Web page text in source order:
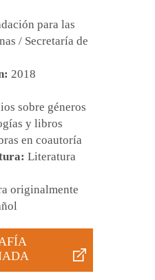
para las
/ Secretaría de
2018
sobre géneros
y libros
en coautoría
Literatura
originalmente